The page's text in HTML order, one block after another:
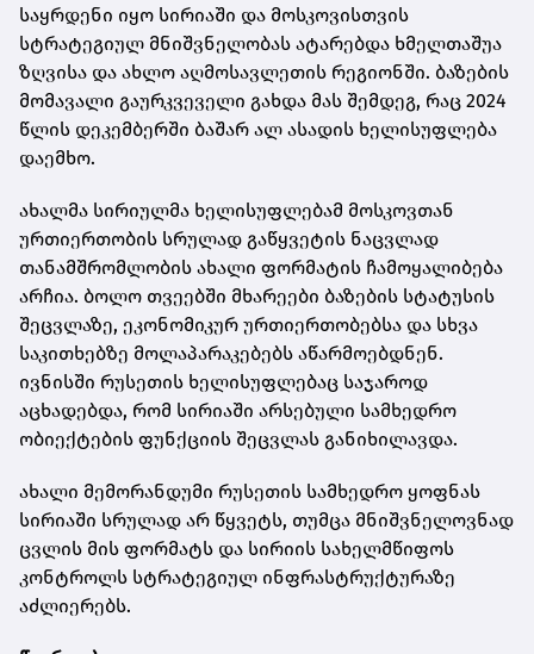
საყრდენი იყო სირიაში და მოსკოვისთვის
სტრატეგიულ მნიშვნელობას ატარებდა ხმელთაშუა
ზღვისა და ახლო აღმოსავლეთის რეგიონში. ბაზების
მომავალი გაურკვეველი გახდა მას შემდეგ, რაც 2024
წლის დეკემბერში ბაშარ ალ ასადის ხელისუფლება
დაემხო.
ახალმა სირიულმა ხელისუფლებამ მოსკოვთან
ურთიერთობის სრულად გაწყვეტის ნაცვლად
თანამშრომლობის ახალი ფორმატის ჩამოყალიბება
არჩია. ბოლო თვეებში მხარეები ბაზების სტატუსის
შეცვლაზე, ეკონომიკურ ურთიერთობებსა და სხვა
საკითხებზე მოლაპარაკებებს აწარმოებდნენ.
ივნისში რუსეთის ხელისუფლებაც საჯაროდ
აცხადებდა, რომ სირიაში არსებული სამხედრო
ობიექტების ფუნქციის შეცვლას განიხილავდა.
ახალი მემორანდუმი რუსეთის სამხედრო ყოფნას
სირიაში სრულად არ წყვეტს, თუმცა მნიშვნელოვნად
ცვლის მის ფორმატს და სირიის სახელმწიფოს
კონტროლს სტრატეგიულ ინფრასტრუქტურაზე
აძლიერებს.